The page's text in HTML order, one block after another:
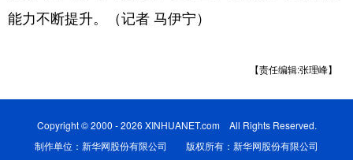
能力不断提升。（记者 马伊宁）
【责任编辑:张理峰】
Copyright © 2000 - 2026 XINHUANET.com All Rights Reserved.
制作单位：新华网股份有限公司 版权所有：新华网股份有限公司